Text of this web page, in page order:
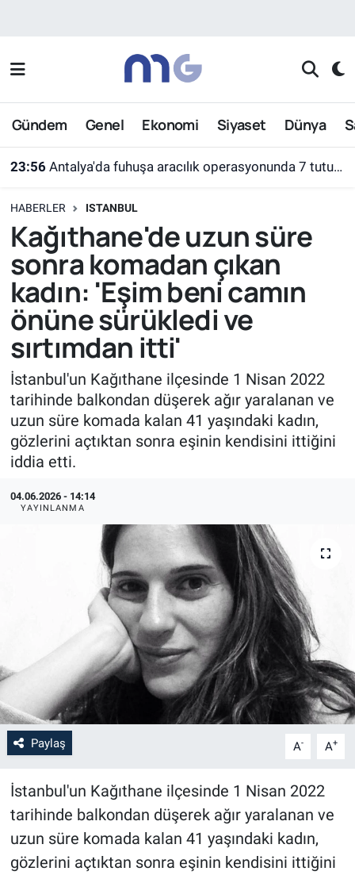
Gündem Genel Ekonomi Siyaset Dünya
23:56 Antalya'da fuhuşa aracılık operasyonunda 7 tutuklama
HABERLER ISTANBUL
Kağıthane'de uzun süre
sonra komadan çıkan
kadın: 'Eşim beni camın
önüne sürükledi ve
sırtımdan itti'
İstanbul'un Kağıthane ilçesinde 1 Nisan 2022
tarihinde balkondan düşerek ağır yaralanan ve
uzun süre komada kalan 41 yaşındaki kadın,
gözlerini açtıktan sonra eşinin kendisini ittiğini
iddia etti.
04.06.2026 - 14:14
YAYINLANMA
Paylaş A- A+
İstanbul'un Kağıthane ilçesinde 1 Nisan 2022
tarihinde balkondan düşerek ağır yaralanan ve
uzun süre komada kalan 41 yaşındaki kadın,
gözlerini açtıktan sonra eşinin kendisini ittiğini
Nöbetçi Eczaneler
Hava Durumu
Süper Lig Puan Durumu ve Fikstür
Tüm Manşetler
Son Dakika Haberleri
Haber Arşivi